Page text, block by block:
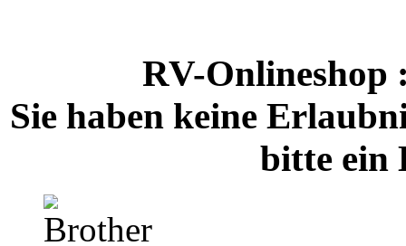
RV-Onlineshop
Sie haben keine
bitte ein